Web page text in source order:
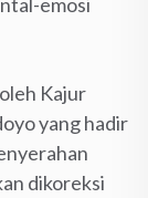
Kajur
yang hadir
dikoreksi